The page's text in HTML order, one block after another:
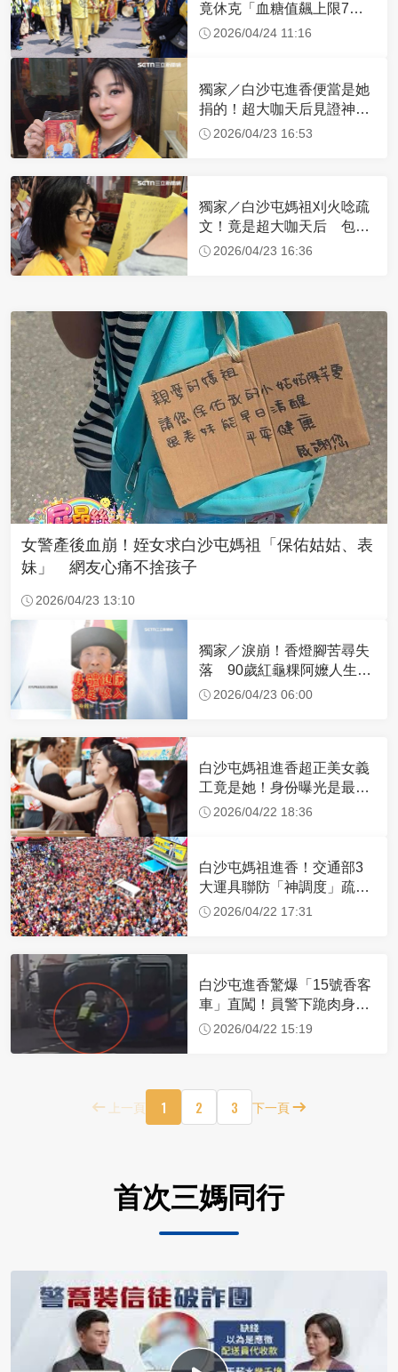
竟休克「血糖值飆上限7
倍」 醫曝原因
2026/04/24 11:16
獨家／白沙屯進香便當是她
捐的！超大咖天后見證神
蹟 一靠近媽祖就爆哭
2026/04/23 16:53
獨家／白沙屯媽祖刈火唸疏
文！竟是超大咖天后 包尿
布忍尿5小時不喊累
2026/04/23 16:36
女警產後血崩！姪女求白沙屯媽祖「保佑姑姑、表
妹」 網友心痛不捨孩子
2026/04/23 13:10
獨家／淚崩！香燈腳苦尋失
落 90歲紅龜粿阿嬤人生謝
幕2026/04/23 06:00
白沙屯媽祖進香超正美女義
工竟是她！身份曝光是最美
禮生 一輩子不結婚
2026/04/22 18:36
白沙屯媽祖進香！交通部3
大運具聯防「神調度」疏運
32.1萬創新高
2026/04/22 17:31
白沙屯進香驚爆「15號香客
車」直闖！員警下跪肉身擋
車：讓行人先過
2026/04/22 15:19
上一頁 1 2 3 下一頁
首次三媽同行